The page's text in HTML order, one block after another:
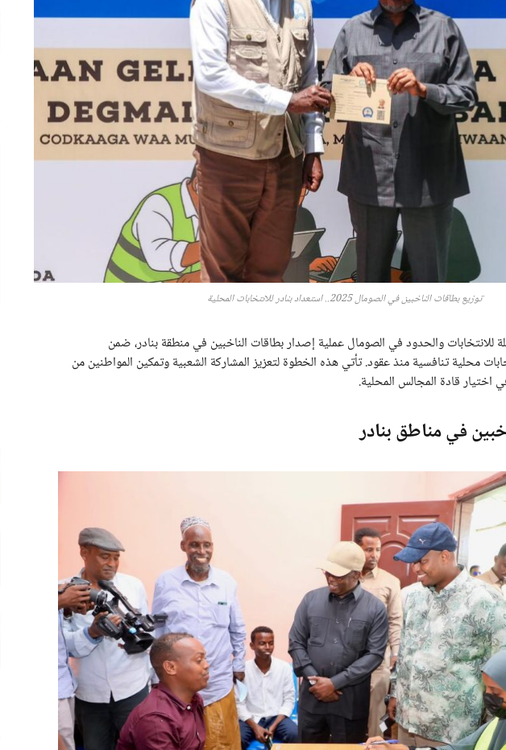
توزيع بطاقات الناخبين في الصومال 2025.. استعداد بنادر للانتخابات المحلية
للانتخابات والحدود في الصومال عملية إصدار بطاقات الناخبين في منطقة بنادر، ضمن
محلية تنافسية منذ عقود. تأتي هذه الخطوة لتعزيز المشاركة الشعبية وتمكين المواطنين من
قادة المجالس المحلية.
في مناطق بنادر